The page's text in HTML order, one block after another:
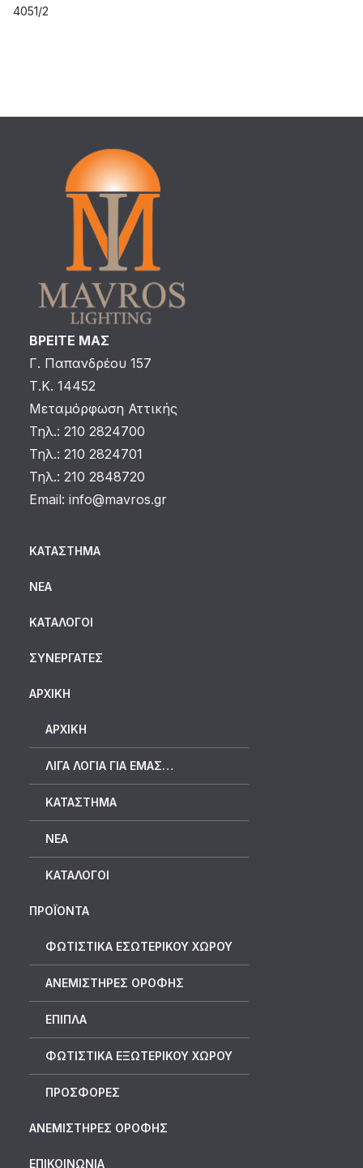
4051/2
ΒΡΕΙΤΕ ΜΑΣ
Γ. Παπανδρέου 157
Τ.Κ. 14452
Μεταμόρφωση Αττικής
Τηλ.: 210 2824700
Τηλ.: 210 2824701
Τηλ.: 210 2848720
Email: info@mavros.gr
ΚΑΤΆΣΤΗΜΑ
ΝΈΑ
ΚΑΤΆΛΟΓΟΙ
ΣΥΝΕΡΓΆΤΕΣ
ΑΡΧΙΚΗ
ΑΡΧΙΚΉ
ΛΊΓΑ ΛΌΓΙΑ ΓΙΑ ΕΜΆΣ…
ΚΑΤΆΣΤΗΜΑ
ΝΈΑ
ΚΑΤΆΛΟΓΟΙ
ΠΡΟΪΟΝΤΑ
ΦΩΤΙΣΤΙΚΑ ΕΣΩΤΕΡΙΚΟΥ ΧΩΡΟΥ
ΑΝΕΜΙΣΤΗΡΕΣ ΟΡΟΦΗΣ
ΕΠΙΠΛΑ
ΦΩΤΙΣΤΙΚΑ ΕΞΩΤΕΡΙΚΟΥ ΧΩΡΟΥ
ΠΡΟΣΦΟΡΕΣ
ΑΝΕΜΙΣΤΗΡΕΣ ΟΡΟΦΗΣ
ΕΠΙΚΟΙΝΩΝΙΑ